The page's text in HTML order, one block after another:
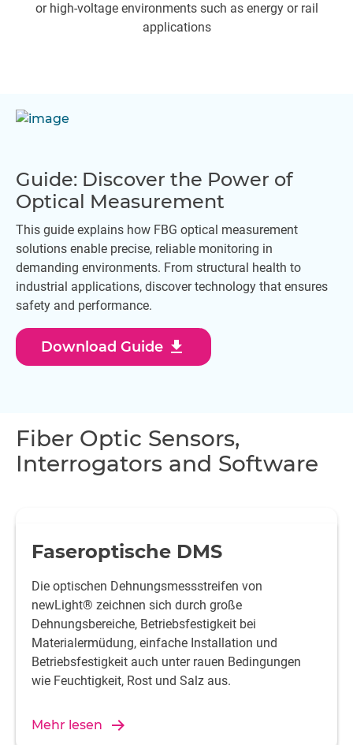
or high-voltage environments such as energy or rail
applications
Guide: Discover the Power of
Optical Measurement
This guide explains how FBG optical measurement
solutions enable precise, reliable monitoring in
demanding environments. From structural health to
industrial applications, discover technology that ensures
safety and performance.
Download Guide download
Fiber Optic Sensors,
Interrogators and Software
Faseroptische DMS
Die optischen Dehnungsmessstreifen von
newLight® zeichnen sich durch große
Dehnungsbereiche, Betriebsfestigkeit bei
Materialermüdung, einfache Installation und
Betriebsfestigkeit auch unter rauen Bedingungen
wie Feuchtigkeit, Rost und Salz aus.
Mehr lesen